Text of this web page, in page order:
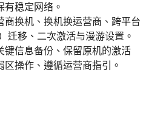
稳定网络。
商换机、换机换运营商、跨平台
迁移、二次激活与漫游设置。
键信息备份、保留原机的激活
操作、遵循运营商指引。